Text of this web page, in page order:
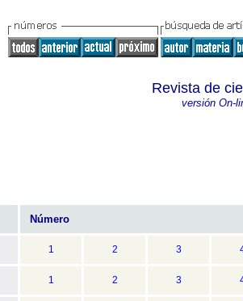
Revista de
versión On-
Número
1 2 3
1 2 3